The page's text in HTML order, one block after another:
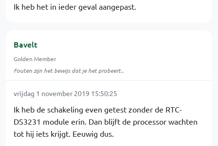
Ik heb het in ieder geval aangepast.
Bavelt
Golden Member
Fouten zijn het bewijs dat je het probeert..
vrijdag 1 november 2019 15:50:25
Ik heb de schakeling even getest zonder de RTC-
DS3231 module erin. Dan blijft de processor wachten
tot hij iets krijgt. Eeuwig dus.